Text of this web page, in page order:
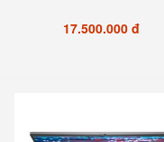
17.500.000 đ